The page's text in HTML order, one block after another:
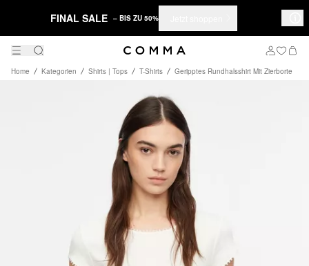
FINAL SALE – BIS ZU 50%
Home Kategorien Shirts | Tops T-Shirts Geripptes Rundhalsshirt Mit Zierborte